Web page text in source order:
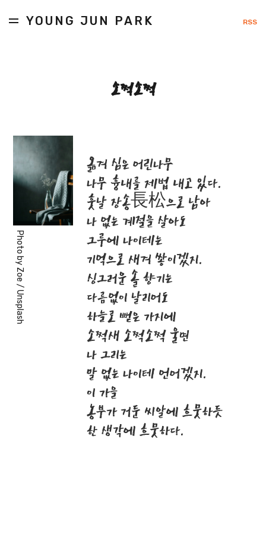
YOUNG JUN PARK RSS
소쩍소쩍
Photo by
Zoe
/
Unsplash
옮겨 심은 어린나무
나무 흉내를 제법 내고 있다.
훗날 장송長松으로 남아
나 없는 계절을 살아도
그루에 나이테는
기억으로 새겨 쌓이겠지.
싱그러운 솔 향기는
다름없이 날리어도
하늘로 뻗은 가지에
소쩍새 소쩍소쩍 울면
나 그리는
말 없는 나이테 언어겠지.
이 가을
농부가 거둔 씨알에 흐뭇하듯
한 생각에 흐뭇하다.